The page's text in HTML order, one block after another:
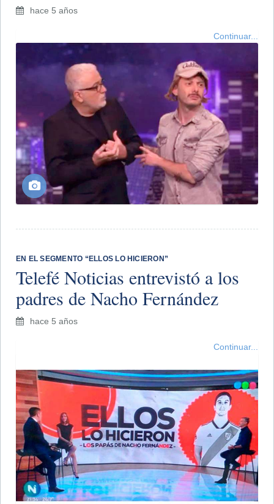
hace 5 años
Continuar...
EN EL SEGMENTO “ELLOS LO HICIERON”
Telefé Noticias entrevistó a los
padres de Nacho Fernández
hace 5 años
Continuar...